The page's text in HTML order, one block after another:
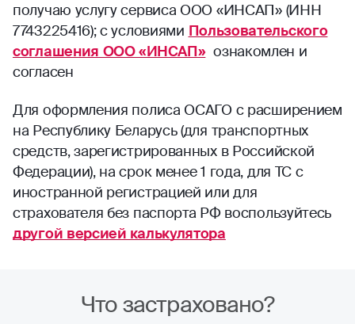
получаю услугу сервиса ООО «ИНСАП» (ИНН
7743225416); с условиями Пользовательского
соглашения ООО «ИНСАП» ознакомлен и
согласен
Для оформления полиса ОСАГО с расширением
на Республику Беларусь (для транспортных
средств, зарегистрированных в Российской
Федерации), на срок менее 1 года, для ТС с
иностранной регистрацией или для
страхователя без паспорта РФ воспользуйтесь
другой версией калькулятора
Что застраховано?